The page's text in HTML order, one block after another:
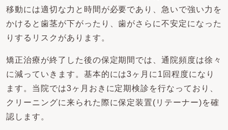
移動には適切な力と時間が必要であり、急いで強い力を
かけると歯茎が下がったり、歯がさらに不安定になった
りするリスクがあります。
矯正治療が終了した後の保定期間では、通院頻度は徐々
に減っていきます。基本的には3ヶ月に1回程度になり
ます。当院では3ヶ月おきに定期検診を行なっており、
クリーニングに来られた際に保定装置(リテーナー)を確
認します。